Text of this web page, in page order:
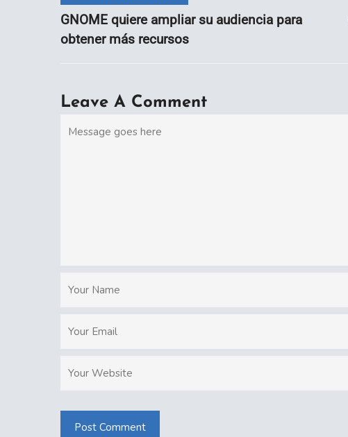
GNOME quiere ampliar su audiencia para
obtener más recursos
Leave A Comment
Post Comment